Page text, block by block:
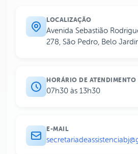
LOCALIZAÇÃO
Avenida Sebastião
278, São Pedro, Belo
HORÁRIO DE ATENDIMENTO
07h30 às 13h30
E-MAIL